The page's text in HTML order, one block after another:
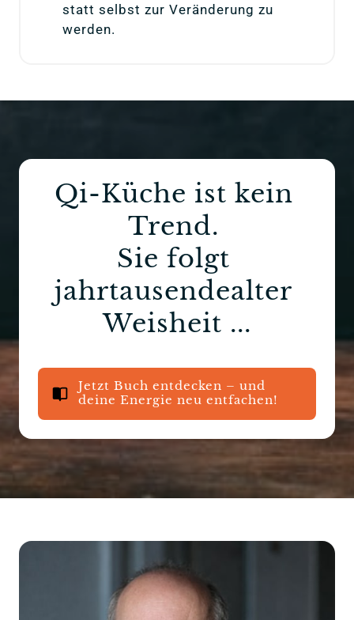
statt selbst zur Veränderung zu
werden.
Qi-Küche ist kein
Trend.
Sie folgt
jahrtausendealter
Jetzt Buch entdecken – und
deine Energie neu entfachen!